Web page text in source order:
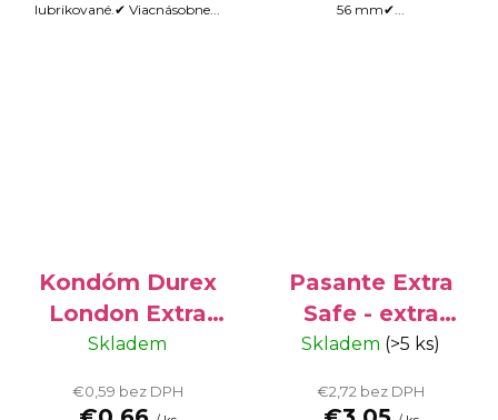
lubrikované.✔ Viacnásobne...
56 mm✔...
Kondóm Durex
London Extra
Special - extra
Skladem
€0,59 bez DPH
Pasante Extra
Safe - extra
bezpečné
krabička
Skladem (>5 ks)
€2,72 bez DPH